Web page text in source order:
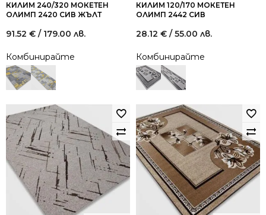
КИЛИМ 240/320 МОКЕТЕН
ОЛИМП 2420 СИВ ЖЪЛТ
91.52 € / 179.00 лв.
Комбинирайте
КИЛИМ 120/170 МОКЕТЕН
ОЛИМП 2442 СИВ
28.12 € / 55.00 лв.
Комбинирайте